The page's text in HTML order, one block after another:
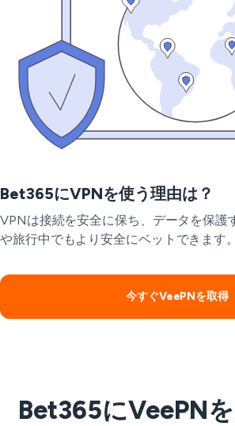
Bet365にVPNを使う理由は？
VPNは接続を安全に保ち、データを保護
や旅行中でもより安全にベットできます。
今すぐVeePNを取得
Bet365にVeePN